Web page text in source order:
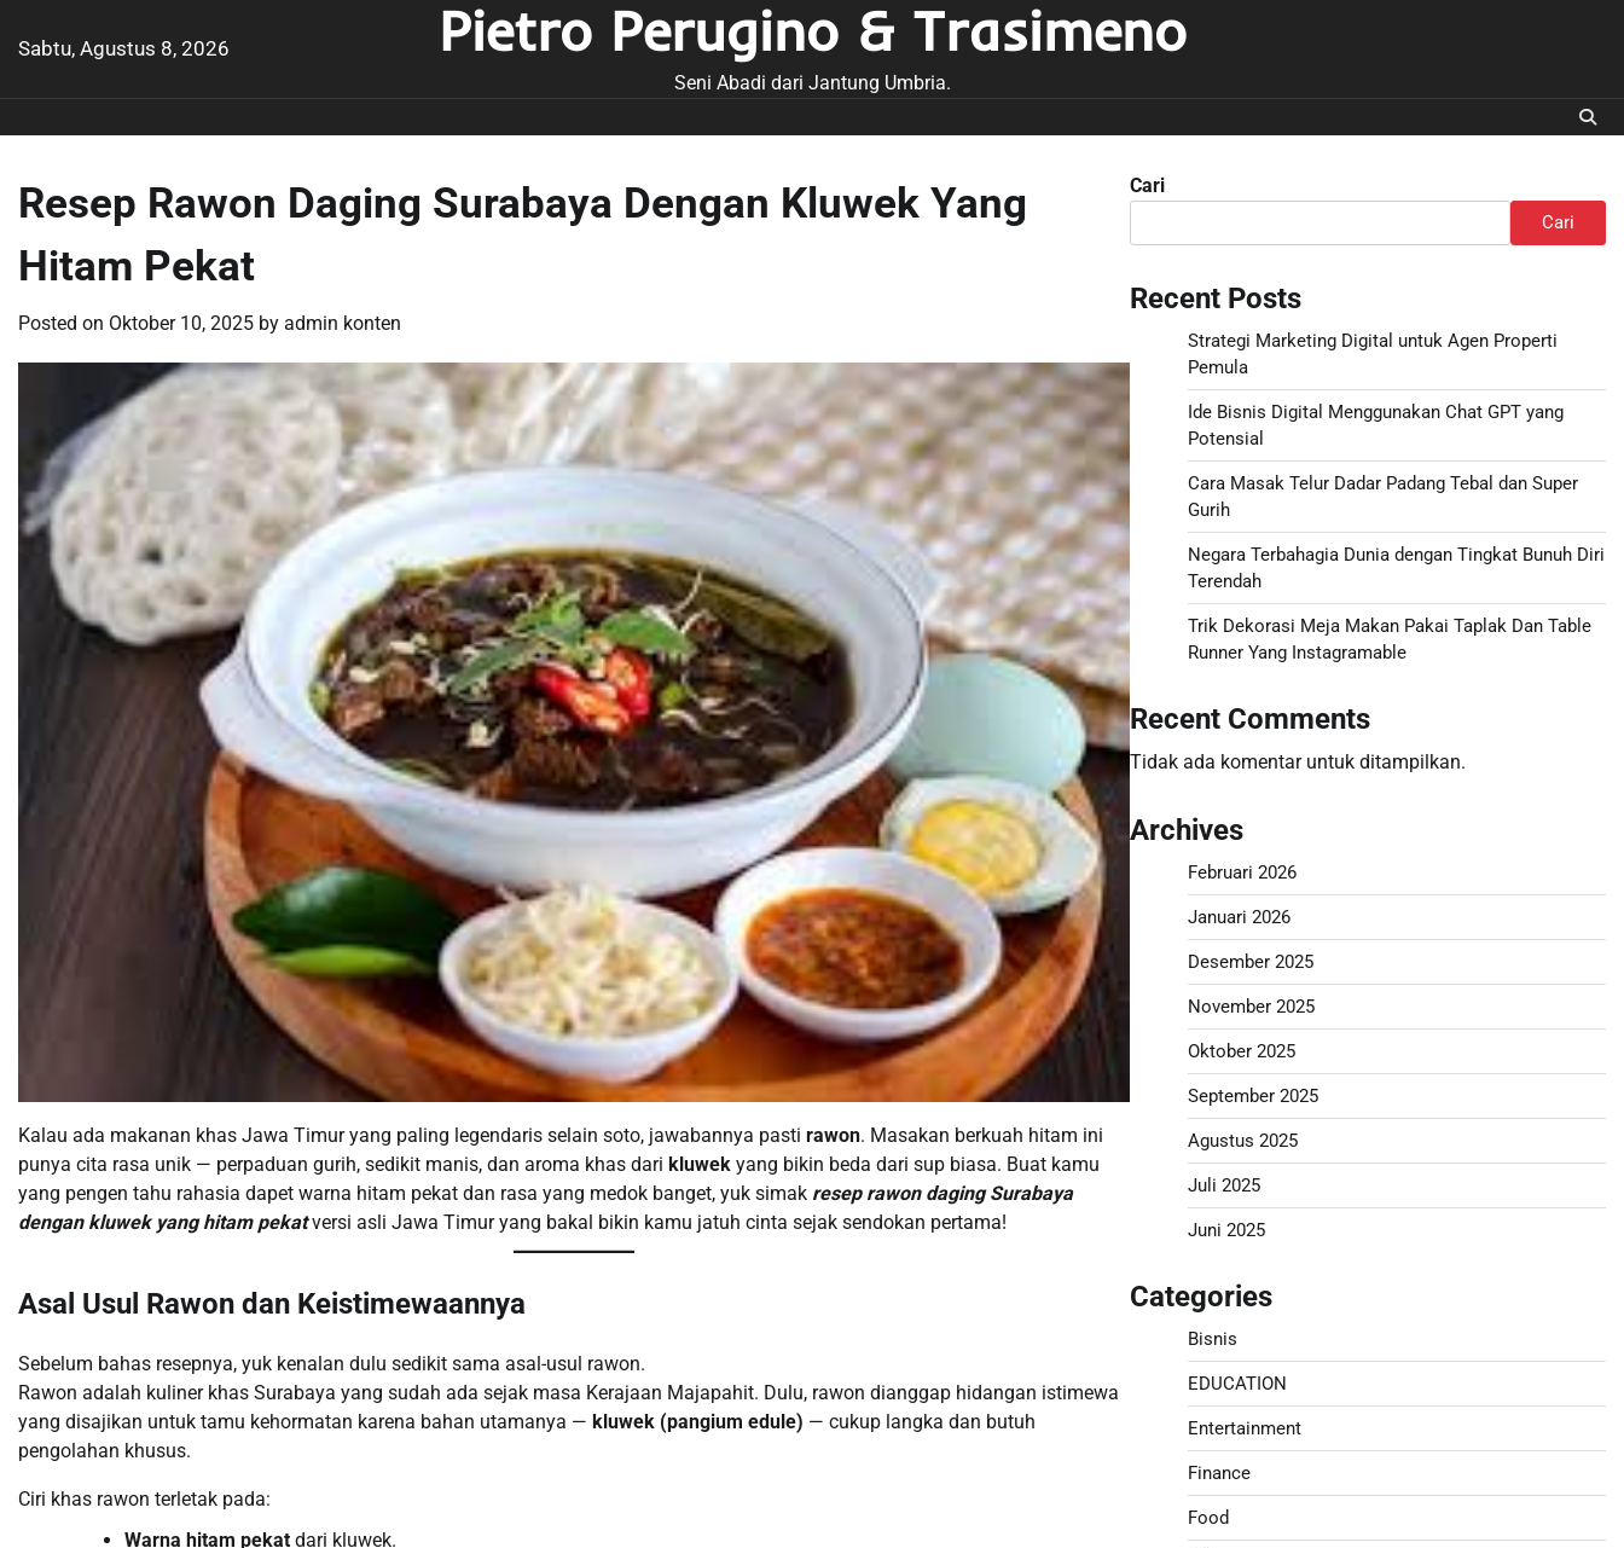
Sabtu, Agustus 8, 2026 Pietro Perugino & Trasimeno
Seni Abadi dari Jantung Umbria.
Resep Rawon Daging Surabaya Dengan Kluwek Yang
Hitam Pekat
Posted on Oktober 10, 2025 by admin konten
Kalau ada makanan khas Jawa Timur yang paling legendaris selain soto, jawabannya pasti rawon. Masakan berkuah hitam ini
punya cita rasa unik — perpaduan gurih, sedikit manis, dan aroma khas dari kluwek yang bikin beda dari sup biasa. Buat kamu
yang pengen tahu rahasia dapet warna hitam pekat dan rasa yang medok banget, yuk simak resep rawon daging Surabaya
dengan kluwek yang hitam pekatversi asli Jawa Timur yang bakal bikin kamu jatuh cinta sejak sendokan pertama!
Asal Usul Rawon dan Keistimewaannya
Sebelum bahas resepnya, yuk kenalan dulu sedikit sama asal-usul rawon.
Rawon adalah kuliner khas Surabaya yang sudah ada sejak masa Kerajaan Majapahit. Dulu, rawon dianggap hidangan istimewa
yang disajikan untuk tamu kehormatan karena bahan utamanya — kluwek (pangium edule) — cukup langka dan butuh
pengolahan khusus.
Ciri khas rawon terletak pada:
Warna hitam pekat dari kluwek.
Cari
Cari
Recent Posts
Strategi Marketing Digital untuk Agen Properti
Pemula
Ide Bisnis Digital Menggunakan Chat GPT yang
Potensial
Cara Masak Telur Dadar Padang Tebal dan Super
Gurih
Negara Terbahagia Dunia dengan Tingkat Bunuh Diri
Terendah
Trik Dekorasi Meja Makan Pakai Taplak Dan Table
Runner Yang Instagramable
Recent Comments
Tidak ada komentar untuk ditampilkan.
Archives
Februari 2026
Januari 2026
Desember 2025
November 2025
Oktober 2025
September 2025
Agustus 2025
Juli 2025
Juni 2025
Categories
Bisnis
EDUCATION
Entertainment
Finance
Food